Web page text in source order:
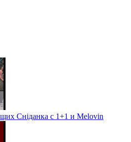
Сніданка с 1+1 и Melovin